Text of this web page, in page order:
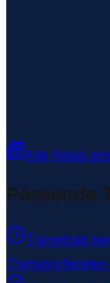
Alle News
Passende
Transitzeit
Transportkosten